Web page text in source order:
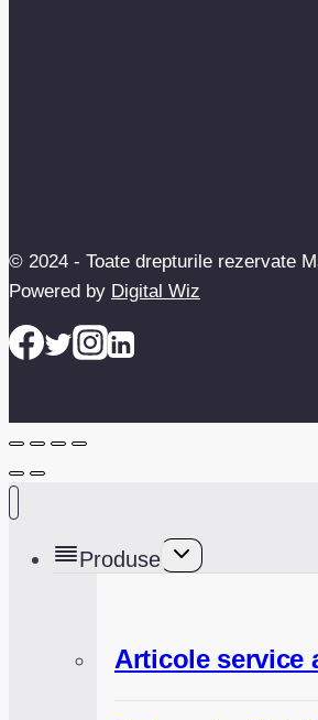
© 2024 - Toate drepturile rezervate
Powered by Digital Wiz
Produse
Toggle
Articole service